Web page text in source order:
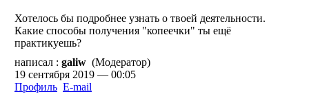
Хотелось бы подробнее узнать о твоей деятельности.
Какие способы получения "копеечки" ты ещё
практикуешь?
написал : galiw (Модератор)
19 сентября 2019 — 00:05
Профиль E-mail